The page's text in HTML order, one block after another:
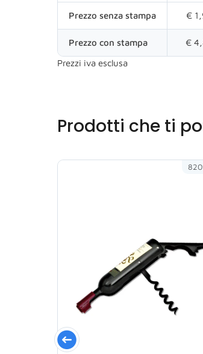
Prezzo senza stampa €
Prezzo con stampa €
Prezzi iva esclusa
Prodotti che ti